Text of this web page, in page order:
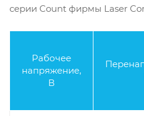
серии Count фирмы Laser
Рабочее
напряжение,
В